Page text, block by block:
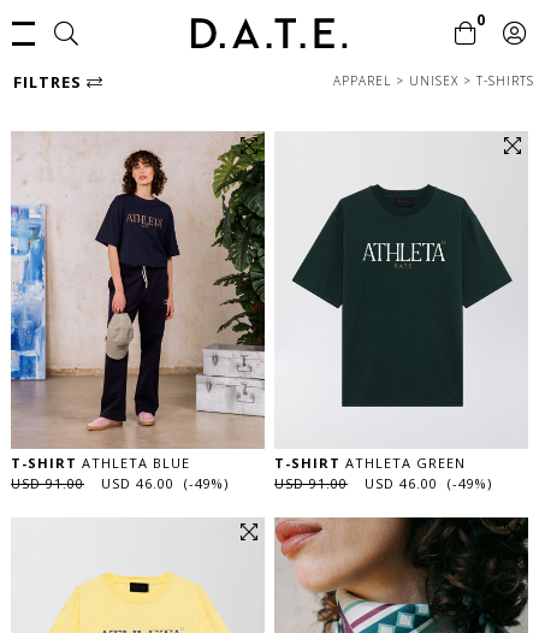
0
APPAREL > UNISEX > T-SHIRTS
FILTRES
T-SHIRT ATHLETA BLUE
USD 91.00
USD 46.00 (-49%)
T-SHIRT ATHLETA GREEN
USD 91.00
USD 46.00 (-49%)